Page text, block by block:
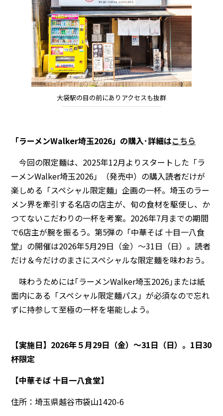
大袋駅の目の前にありアクセスも抜群
「ラーメンWalker埼玉2026」の購入･詳細はこちら
今回の限定麺は、2025年12月よりスタートした「ラ
ーメンWalker埼玉2026」（発売中）の購入読者だけが
楽しめる「スペシャル限定麺」企画の一杯。埼玉のラー
メン界を牽引する名店の店主が、旬の食材を駆使し、か
つてないこだわりの一杯を考案。2026年7月までの期間
で6店主が腕を振るう。第5弾の「中華そば 十目一八食
堂」の開催は2026年5月29日（金）～31日（日）。読者
だけ＆今だけのまさにスペシャルな限定麺を味わおう。
味わうためには｢ラーメンWalker埼玉2026｣または紙
面内にある「スペシャル限定麺パス」が必須なので忘れ
ずに持参して至極の一杯を堪能しよう。
【実施日】2026年５月29日（金）～31日（日）。1日30
杯限定
【中華そば 十目一八食堂】
住所：埼玉県越谷市袋山1420-6